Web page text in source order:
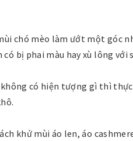
chó mèo làm ướt một góc
bị phai màu hay xù lông với
không có hiện tượng gì thì
khử mùi áo len, áo